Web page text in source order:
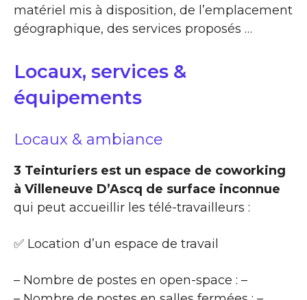
matériel mis à disposition, de l’emplacement
géographique, des services proposés …
Locaux, services &
équipements
Locaux & ambiance
3 Teinturiers est un espace de coworking
à Villeneuve D’Ascq de surface inconnue
qui peut accueillir les télé-travailleurs :
✅ Location d’un espace de travail
– Nombre de postes en open-space : –